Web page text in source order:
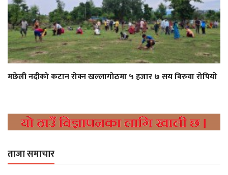
मछेली नदीको कटान रोक्न खल्लागोठमा ५ हजार ७ सय बिरुवा रोपियो
ताजा समाचार